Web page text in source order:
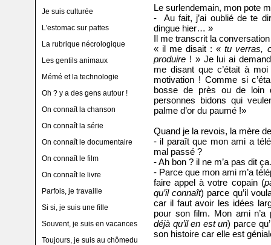
Je suis culturée
L'estomac sur pattes
La rubrique nécrologique
Les gentils animaux
Mémé et la technologie
Oh ? y a des gens autour !
On connaît la chanson
On connaît la série
On connaît le documentaire
On connaît le film
On connaît le livre
Parfois, je travaille
Si si, je suis une fille
Souvent, je suis en vacances
Toujours, je suis au chômedu
Le surlendemain, mon pote
- Au fait, j’ai oublié de te
dingue hier… »
Il me transcrit la
« il me disait : «tu verras,
produire ! » Je lui ai
me disant que c’était à
motivation ! Comme si
bosse de près ou de loin
personnes bidons qui
palme d’or du paumé !»
Quand je la revois, la mère
- il paraît que mon ami a
mal passé ?
- Ah bon ? il ne m’a pas dit
- Parce que mon ami m’a
faire appel à votre copain (
qu’il connaît) parce qu’il
car il faut avoir les idées
pour son film. Mon ami
déjà qu’il en est un) parce
son histoire car elle est